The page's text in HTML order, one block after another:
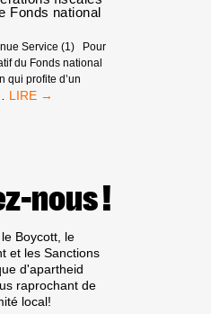
Fonds national
Service (1) Pour
du Fonds national
qui profite d’un
PÉTITION
DE
DISCRIMINATION,
EXONÉRATIONS
FISCALES
CARITATIVES
DONT
PROFITE
nous !
Boycott, le
et les Sanctions
d'apartheid
raprochant de
local!